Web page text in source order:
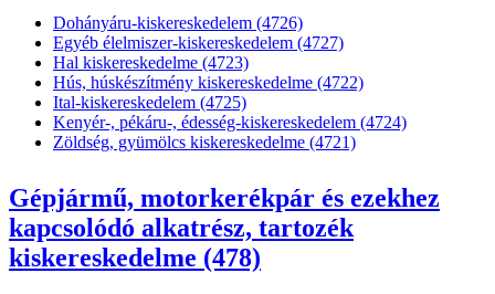
Dohányáru-kiskereskedelem (4726)
Egyéb élelmiszer-kiskereskedelem (4727)
Hal kiskereskedelme (4723)
Hús, húskészítmény kiskereskedelme (4722)
Ital-kiskereskedelem (4725)
Kenyér-, pékáru-, édesség-kiskereskedelem (4724)
Zöldség, gyümölcs kiskereskedelme (4721)
Gépjármű, motorkerékpár és ezekhez
kapcsolódó alkatrész, tartozék
kiskereskedelme (478)